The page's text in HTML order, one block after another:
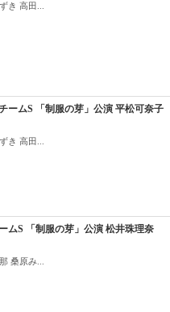
き 高田...
ームS 「制服の芽」公演 平松可奈子
き 高田...
ムS 「制服の芽」公演 松井珠理奈
桑原み...